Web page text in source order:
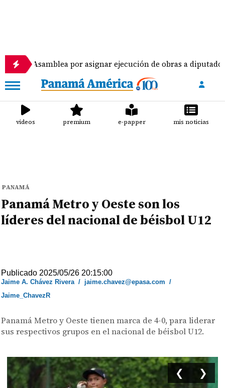
por asignar ejecución de obras a diputados
videos premium e-papper mis noticias
PANAMÁ
Panamá Metro y Oeste son los
líderes del nacional de béisbol U12
Publicado 2025/05/26 20:15:00
Jaime A. Chávez Rivera/ jaime.chavez@epasa.com /
Jaime_ChavezR
Panamá Metro y Oeste tienen marca de 4-0, para liderar
sus respectivos grupos en el nacional de béisbol U12.
❮ ❯